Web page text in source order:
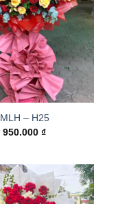
MLH – H25
950.000₫